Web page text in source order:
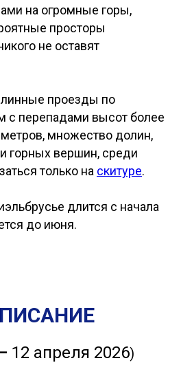
на огромные горы,
просторы
не оставят
проезды по
с перепадами высот более
множество долин,
горных вершин, среди
только на скитуре.
длится с начала
до июня.
12 апреля 2026)